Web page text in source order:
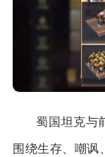
蜀国坦克与
围绕生存、嘲讽